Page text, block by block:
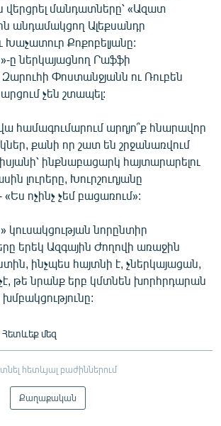
բոլոր կայքերը
վերցրել մանդատները՝ «Ազատ
անդամակցող Ալեքսանդր
Խաչատուր Քոքոբելյանը:
ը ներկայացնող Րաֆֆի
Փոստանջյանն ու Ռուբեն
չեն շտապել:
համագումարում արդյո՞ք հնարավոր
քանի որ շատ են շրջանառվում
ինքնաբացարկ հայտարարելու
լուրերը, Խուրշուդյանը
ոչինչ չեմ բացառում»:
կուսակցության նորընտիր
երեկ Ազգային Ժողովի առաջին
ինչպես հայտնի է, չներկայացան,
թե նրանք երբ կմտնեն խորհրդարան
Հետևեք մեզ
հետևյալ բաժիններում
Քաղաքական